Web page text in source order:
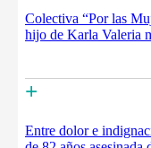
Colectiva “Por las
hijo de Karla Valeria
+
Entre dolor e